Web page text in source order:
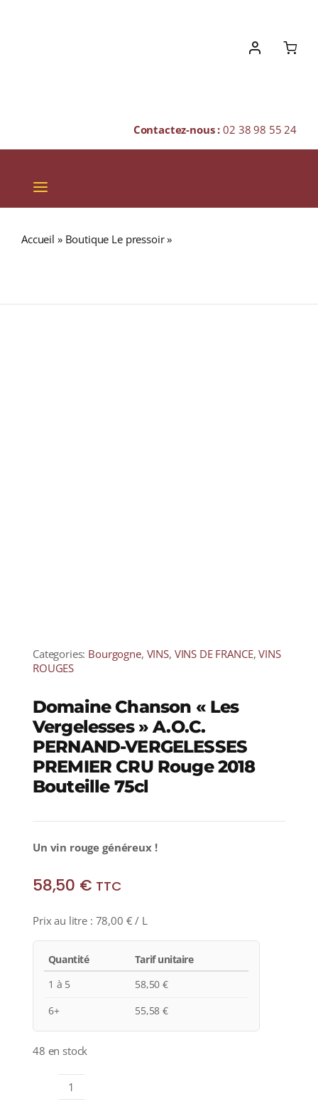
Contactez-nous :02 38 98 55 24
Toggle
Navigation
Accueil » Boutique Le pressoir»
Categories: Bourgogne, VINS, VINS DE FRANCE,VINS
ROUGES
Domaine Chanson « Les
Vergelesses » A.O.C.
PERNAND-VERGELESSES
PREMIER CRU Rouge 2018
Bouteille 75cl
Un vin rouge généreux !
58,50 € TTC
Prix au litre : 78,00 € / L
Quantité
Tarif unitaire
1 à 5
58,50€
6+
55,58€
48 en stock
quantité